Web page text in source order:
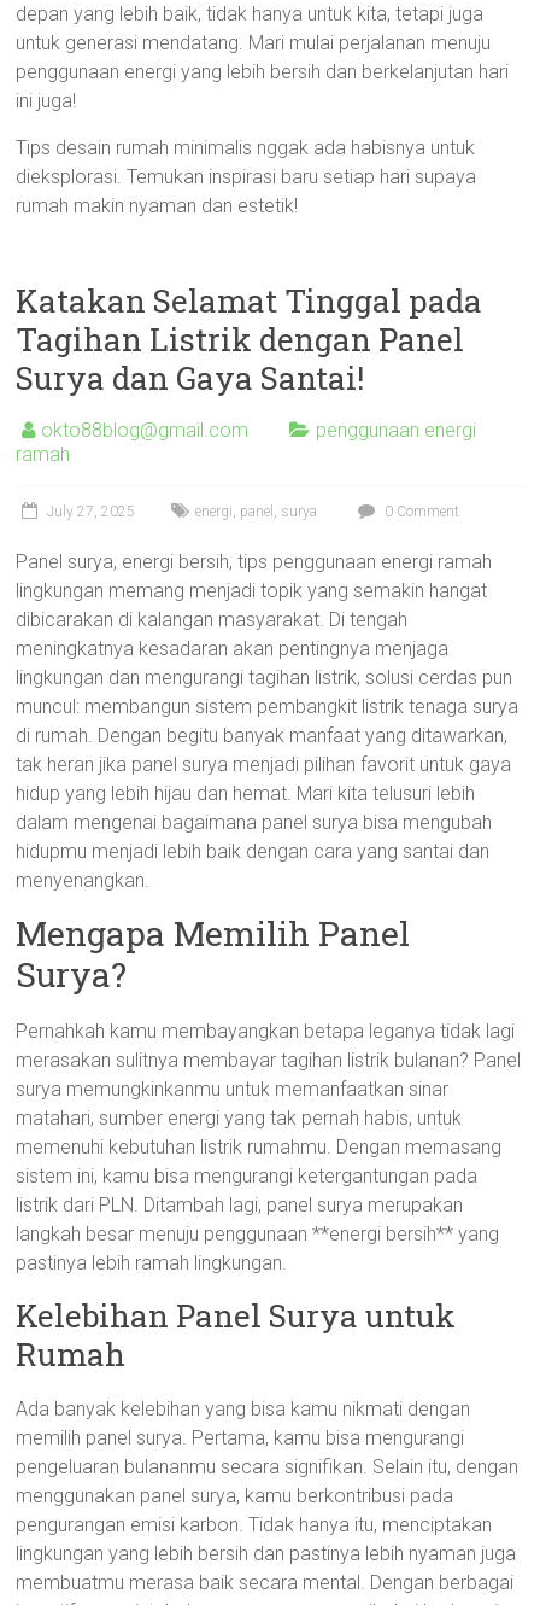
depan yang lebih baik, tidak hanya untuk kita, tetapi juga
untuk generasi mendatang. Mari mulai perjalanan menuju
penggunaan energi yang lebih bersih dan berkelanjutan hari
ini juga!
Tips desain rumah minimalis nggak ada habisnya untuk
dieksplorasi. Temukan inspirasi baru setiap hari supaya
rumah makin nyaman dan estetik!
Katakan Selamat Tinggal pada
Tagihan Listrik dengan Panel
Surya dan Gaya Santai!
okto88blog@gmail.com
penggunaan energi
ramah
July 27, 2025 energi, panel , surya 0 Comment
Panel surya, energi bersih, tips penggunaan energi ramah
lingkungan memang menjadi topik yang semakin hangat
dibicarakan di kalangan masyarakat. Di tengah
meningkatnya kesadaran akan pentingnya menjaga
lingkungan dan mengurangi tagihan listrik, solusi cerdas pun
muncul: membangun sistem pembangkit listrik tenaga surya
di rumah. Dengan begitu banyak manfaat yang ditawarkan,
tak heran jika panel surya menjadi pilihan favorit untuk gaya
hidup yang lebih hijau dan hemat. Mari kita telusuri lebih
dalam mengenai bagaimana panel surya bisa mengubah
hidupmu menjadi lebih baik dengan cara yang santai dan
menyenangkan.
Mengapa Memilih Panel
Surya?
Pernahkah kamu membayangkan betapa leganya tidak lagi
merasakan sulitnya membayar tagihan listrik bulanan? Panel
surya memungkinkanmu untuk memanfaatkan sinar
matahari, sumber energi yang tak pernah habis, untuk
memenuhi kebutuhan listrik rumahmu. Dengan memasang
sistem ini, kamu bisa mengurangi ketergantungan pada
listrik dari PLN. Ditambah lagi, panel surya merupakan
langkah besar menuju penggunaan **energi bersih** yang
pastinya lebih ramah lingkungan.
Kelebihan Panel Surya untuk
Rumah
Ada banyak kelebihan yang bisa kamu nikmati dengan
memilih panel surya. Pertama, kamu bisa mengurangi
pengeluaran bulananmu secara signifikan. Selain itu, dengan
menggunakan panel surya, kamu berkontribusi pada
pengurangan emisi karbon. Tidak hanya itu, menciptakan
lingkungan yang lebih bersih dan pastinya lebih nyaman juga
membuatmu merasa baik secara mental. Dengan berbagai